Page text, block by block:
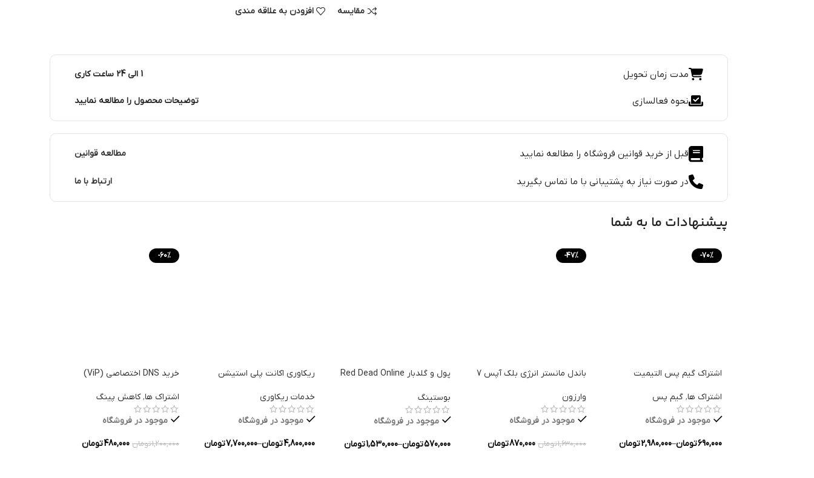
مقایسه افزودن به علاقه مندی
مدت زمان تحویل 1 الی 24 ساعت کاری
نحوه فعالسازی توضیحات محصول را مطالعه نمایید
قبل از خرید قوانین فروشگاه را مطالعه نمایید مطالعه قوانین
در صورت نیاز به پشتیبانی با ما تماس بگیرید ارتباط با ما
پیشنهادات ما به شما
-70%
اشتراک گیم پس التیمیت
اشتراک ها, گیم پس
موجود در فروشگاه
690,000تومان–
2,980,000تومان
-47%
باندل مانستر انرژی بلک آپس 7
وارزون
موجود در فروشگاه
1,630,000تومان 870,000تومان
پول و گلدبار Red Dead Online
بوستینگ
موجود در فروشگاه
570,000تومان–
1,530,000تومان
ریکاوری اکانت پلی استیشن
خدمات ریکاوری
موجود در فروشگاه
4,800,000تومان–
7,700,000تومان
-60%
خرید DNS اختصاصی (ViP)
اشتراک ها,کاهش پینگ
موجود در فروشگاه
1,200,000تومان 480,000تومان